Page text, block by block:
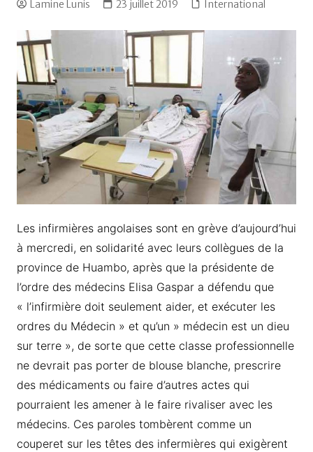
Lamine Lunis 23 juillet 2019 International
Les infirmières angolaises sont en grève d’aujourd’hui
à mercredi, en solidarité avec leurs collègues de la
province de Huambo, après que la présidente de
l’ordre des médecins Elisa Gaspar a défendu que
« l’infirmière doit seulement aider, et exécuter les
ordres du Médecin » et qu’un » médecin est un dieu
sur terre », de sorte que cette classe professionnelle
ne devrait pas porter de blouse blanche, prescrire
des médicaments ou faire d’autres actes qui
pourraient les amener à le faire rivaliser avec les
médecins. Ces paroles tombèrent comme un
couperet sur les têtes des infermières qui exigèrent